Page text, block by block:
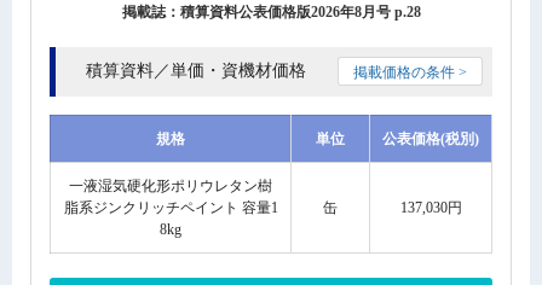
掲載誌：積算資料公表価格版2026年8月号 p.28
積算資料／単価・資機材価格 掲載価格の条件 >
規格 単位 公表価格(税別)
一液湿気硬化形ポリウレタン樹
脂系ジンクリッチペイント 容量1
8kg
缶 137,030円